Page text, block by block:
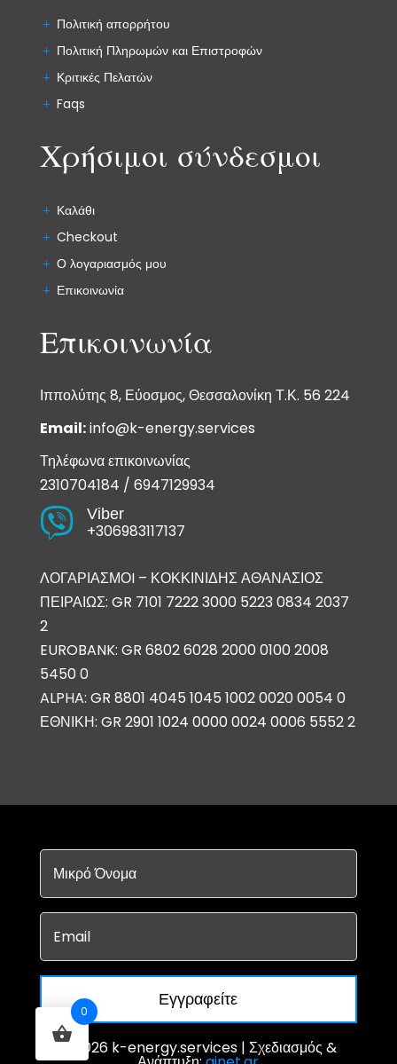
Πολιτική απορρήτου
Πολιτική Πληρωμών και Επιστροφών
Κριτικές Πελατών
Faqs
Χρήσιμοι σύνδεσμοι
Καλάθι
Checkout
Ο λογαριασμός μου
Επικοινωνία
Επικοινωνία
Ιππολύτης 8, Εύοσμος, Θεσσαλονίκη Τ.Κ. 56 224
Email:info@k-energy.services
Τηλέφωνα επικοινωνίας
2310704184 / 6947129934
 Viber
+306983117137
ΛΟΓΑΡΙΑΣΜΟI – ΚΟΚΚΙΝΙΔΗΣ ΑΘΑΝΑΣΙΟΣ
ΠΕΙΡΑΙΩΣ: GR 7101 7222 3000 5223 0834 2037
2
EUROBANK: GR 6802 6028 2000 0100 2008
5450 0
ALPHA: GR 8801 4045 1045 1002 0020 0054 0
ΕΘΝΙΚΗ: GR 2901 1024 0000 0024 0006 5552 2
Εγγραφείτε
© 2026 k-energy.services | Σχεδιασμός &
0